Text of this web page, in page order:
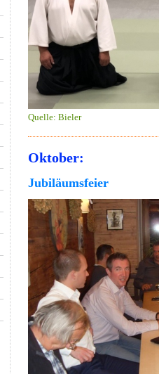
Quelle: Bieler
Oktober:
Jubiläumsfeier